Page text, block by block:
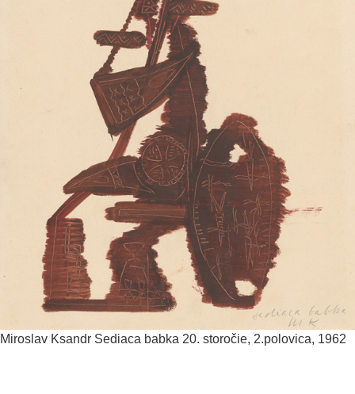
Miroslav Ksandr Sediaca babka 20. storočie, 2.polovica, 1962